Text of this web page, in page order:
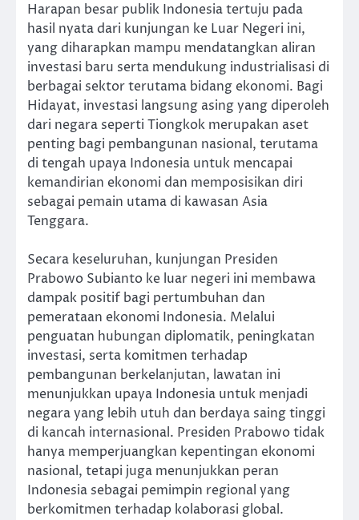
Harapan besar publik Indonesia tertuju pada
hasil nyata dari kunjungan ke Luar Negeri ini,
yang diharapkan mampu mendatangkan aliran
investasi baru serta mendukung industrialisasi di
berbagai sektor terutama bidang ekonomi. Bagi
Hidayat, investasi langsung asing yang diperoleh
dari negara seperti Tiongkok merupakan aset
penting bagi pembangunan nasional, terutama
di tengah upaya Indonesia untuk mencapai
kemandirian ekonomi dan memposisikan diri
sebagai pemain utama di kawasan Asia
Tenggara.
Secara keseluruhan, kunjungan Presiden
Prabowo Subianto ke luar negeri ini membawa
dampak positif bagi pertumbuhan dan
pemerataan ekonomi Indonesia. Melalui
penguatan hubungan diplomatik, peningkatan
investasi, serta komitmen terhadap
pembangunan berkelanjutan, lawatan ini
menunjukkan upaya Indonesia untuk menjadi
negara yang lebih utuh dan berdaya saing tinggi
di kancah internasional. Presiden Prabowo tidak
hanya memperjuangkan kepentingan ekonomi
nasional, tetapi juga menunjukkan peran
Indonesia sebagai pemimpin regional yang
berkomitmen terhadap kolaborasi global.